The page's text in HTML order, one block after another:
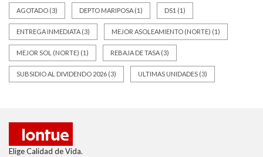
AGOTADO (3) DEPTO MARIPOSA (1) DS1 (1)
ENTREGA INMEDIATA (3) MEJOR ASOLEAMIENTO (NORTE) (1)
MEJOR SOL (NORTE) (1) REBAJA DE TASA (3)
SUBSIDIO AL DIVIDENDO 2026 (3) ULTIMAS UNIDADES (3)
Elige Calidad de Vida.